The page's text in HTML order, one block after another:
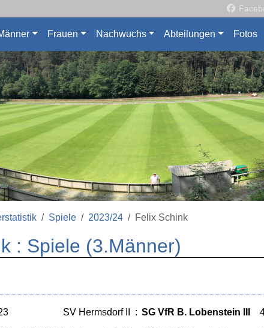
Frauen Nachwuchs Abteilungen Fotos
Spiele 2023/24 Felix Schink
: Spiele (3.Männer)
SV Hermsdorf II : SG VfR B. Lobenstein III